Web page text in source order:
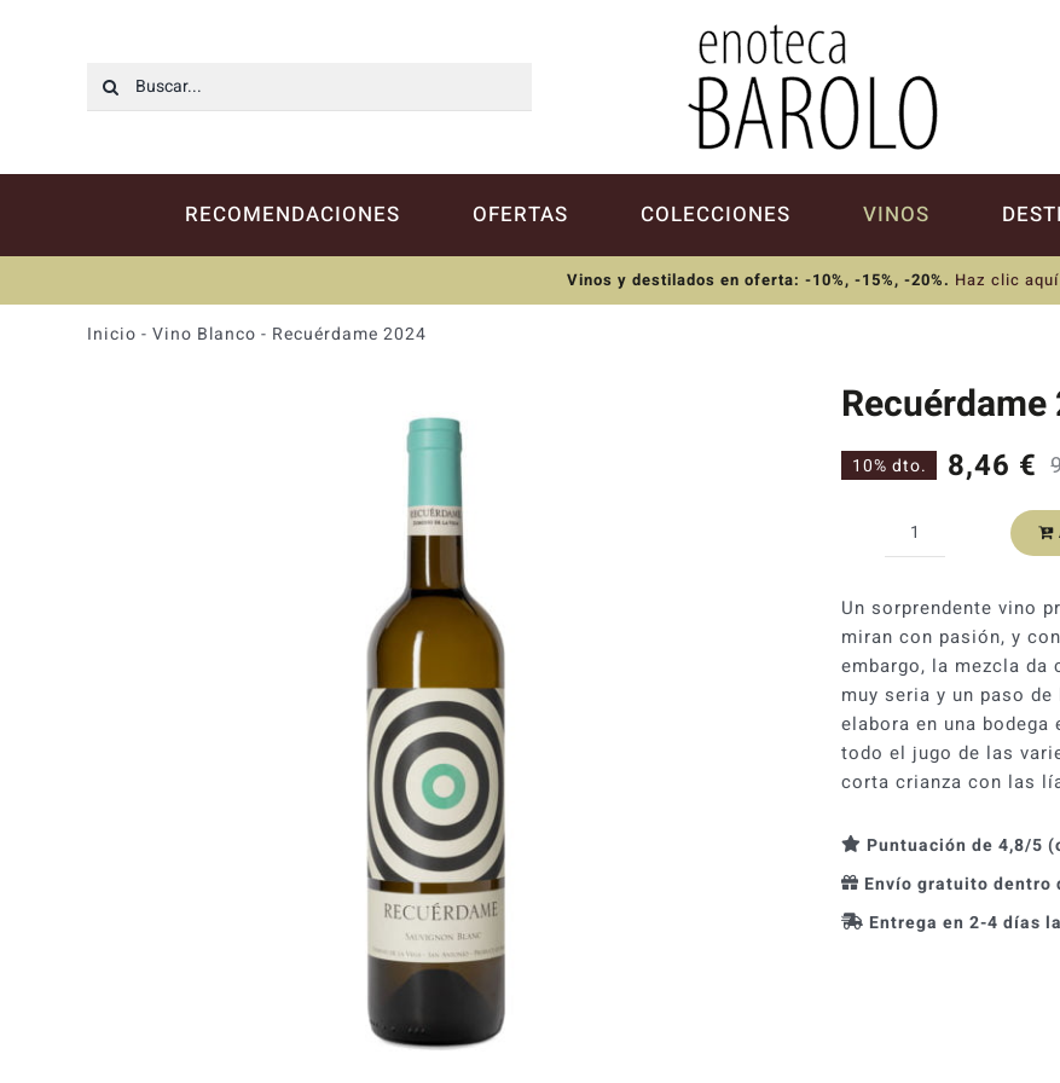
Buscar:
RECOMENDACIONES OFERTAS COLECCIONES VINOS
Vinos y destilados en oferta: -10%, -15%, -20%. Haz clic aquí
Inicio - Vino Blanco - Recuérdame 2024
Recuérdame
8,46 €
10% dto.
Recuérdame
cantidad
Un sorprendente vino
miran con pasión, y
embargo, la mezcla da
muy seria y un paso
elabora en una
todo el jugo de las
corta crianza con las
Puntuación de 4,8/5
Envío gratuito dentro
Entrega en 2-4 días